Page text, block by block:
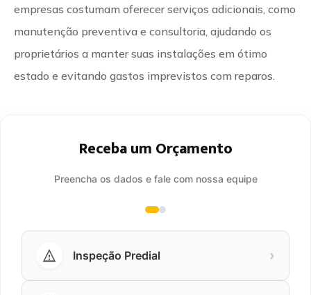
empresas costumam oferecer serviços adicionais, como
manutenção preventiva e consultoria, ajudando os
proprietários a manter suas instalações em ótimo
estado e evitando gastos imprevistos com reparos.
Receba um Orçamento
Preencha os dados e fale com nossa equipe
Inspeção Predial ›